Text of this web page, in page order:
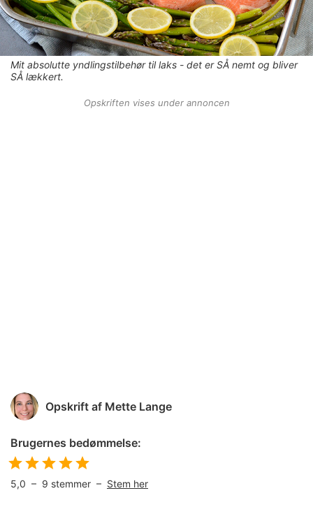
Mit absolutte yndlingstilbehør til laks - det er SÅ nemt og bliver
SÅ lækkert.
Opskriften vises under annoncen
Opskrift af Mette Lange
Brugernes bedømmelse:
5,0 – 9 stemmer – Stem her